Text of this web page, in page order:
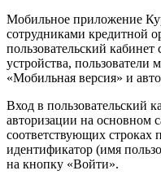
Мобильное приложение
сотрудниками кредитной
пользовательский
устройства, пользователи
«Мобильная версия» и
Вход в пользовательский
авторизации на основном
соответствующих строках
идентификатор (имя
на кнопку «Войти».